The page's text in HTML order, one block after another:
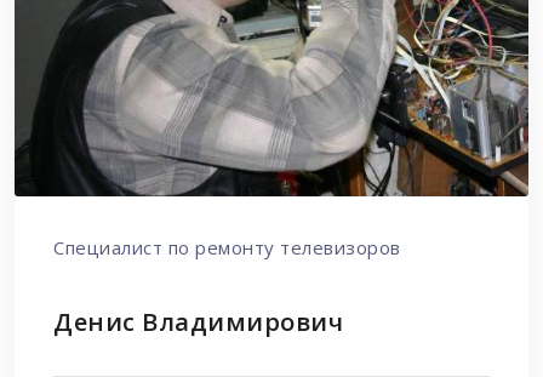
Специалист по ремонту телевизоров
Денис Владимирович